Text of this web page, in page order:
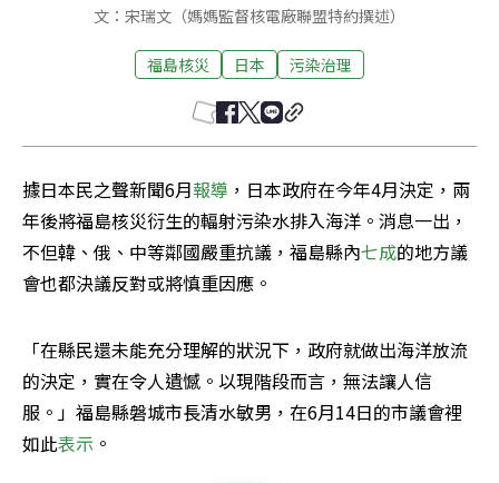
文：宋瑞文（媽媽監督核電廠聯盟特約撰述）
福島核災 日本 污染治理
據日本民之聲新聞6月報導 ，日本政府在今年4月決定，兩
年後將福島核災衍生的輻射污染水排入海洋。消息一出，
不但韓、俄、中等鄰國嚴重抗議，福島縣內七成的地方議
會也都決議反對或將慎重因應。
「在縣民還未能充分理解的狀況下，政府就做出海洋放流
的決定，實在令人遺憾。以現階段而言，無法讓人信
服。」福島縣磐城市長清水敏男，在6月14日的市議會裡
如此表示 。